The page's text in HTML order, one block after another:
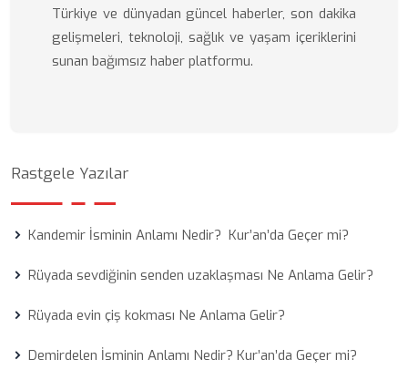
Türkiye ve dünyadan güncel haberler, son dakika
gelişmeleri, teknoloji, sağlık ve yaşam içeriklerini
sunan bağımsız haber platformu.
Rastgele Yazılar
Kandemir İsminin Anlamı Nedir? Kur’an’da Geçer mi?
Rüyada sevdiğinin senden uzaklaşması Ne Anlama Gelir?
Rüyada evin çiş kokması Ne Anlama Gelir?
Demirdelen İsminin Anlamı Nedir? Kur’an’da Geçer mi?